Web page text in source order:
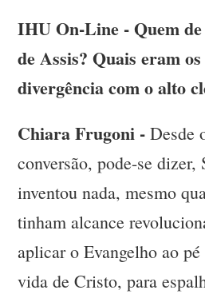
IHU On-Line - Quem
de Assis? Quais eram
divergência com o alto
Chiara Frugoni - Desde
conversão, pode-se dizer,
inventou nada, mesmo
tinham alcance
aplicar o Evangelho ao
vida de Cristo, para